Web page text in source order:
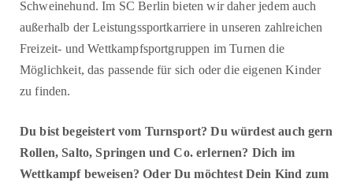
Schweinehund. Im SC Berlin bieten wir daher jedem auch
außerhalb der Leistungssportkarriere in unseren zahlreichen
Freizeit- und Wettkampfsportgruppen im Turnen die
Möglichkeit, das passende für sich oder die eigenen Kinder
zu finden.
Du bist begeistert vom Turnsport? Du würdest auch gern
Rollen, Salto, Springen und Co. erlernen? Dich im
Wettkampf beweisen? Oder Du möchtest Dein Kind zum